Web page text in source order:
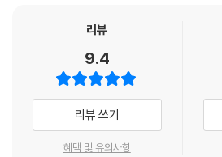
49 친일매국 세력이 이승만을 추종하는 이유
50 우리 역사상 최초의 탄핵은 이승만이었다
51 이승만을 부정하면 대한민국을 부정하는
52 이승만이 없었다면 우리가 공산화되었다
53 이승만을 가장 싫어하는 정치인이 박정
54 이승만이 죽인 사람 중에 가장 아까운 인
55 이승만이 런승만이 아니라고?
립 이후에 본격적으로 행해졌다. 제주4·3위
대한민국 정부가 들어선 후 사망자는 1만 3
무장대 때문에 이렇게 많은 민간인이 죽었다.
경찰, 서북청년단이 자행했다. 군대와 경찰에
령 이승만이었다.
리뷰
9.4
리뷰 쓰기
혜택 및 유의사항